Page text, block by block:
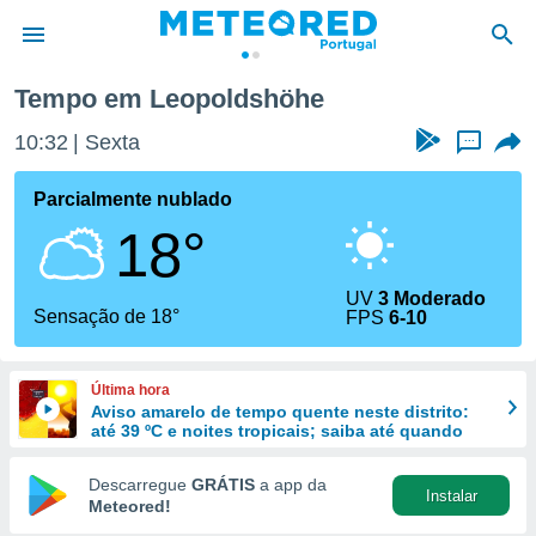
da
foi
fornecidas
a este
das
e
forma
digital
Tempo em Leopoldshöhe
10:32 Sexta ...
Parcialmente nublado
18°
Sensação de 18°
UV3 Moderado
FPS6-10
Última hora
Aviso amarelo de tempo quente neste distrito:
até 39 ºC e noites tropicais; saiba até quando
Descarregue GRÁTIS a app da
Meteored!
Instalar